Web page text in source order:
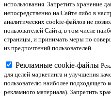
использования. Запретить хранение
непосредственно на Сайте либо в
аналитических cookie-файлов не
пользователей Сайта, в том числе
страницы, и принимать меры по
из предпочтений пользователей.
Рекламные cookie-файлы
для целей маркетинга и улучшения
пользователю наиболее подходящего
рекламного материала). Запретить